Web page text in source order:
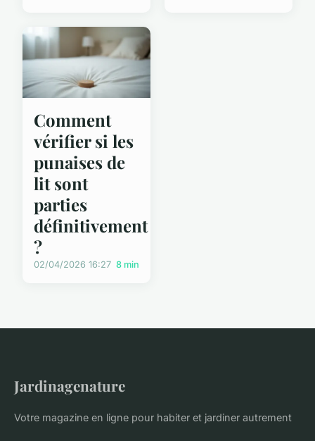
Comment
vérifier si les
punaises de
lit sont
parties
définitivement
?
02/04/2026 16:27 8 min
Jardinagenature
Votre magazine en ligne pour habiter et jardiner autrement